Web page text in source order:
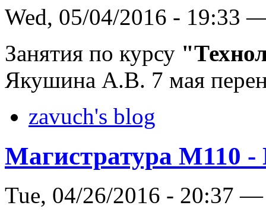
Wed, 05/04/2016 - 19:33
Занятия по курсу
Якушина А.В. 7 мая
zavuch's blog
Магистратура М110
Tue, 04/26/2016 - 20:37 —